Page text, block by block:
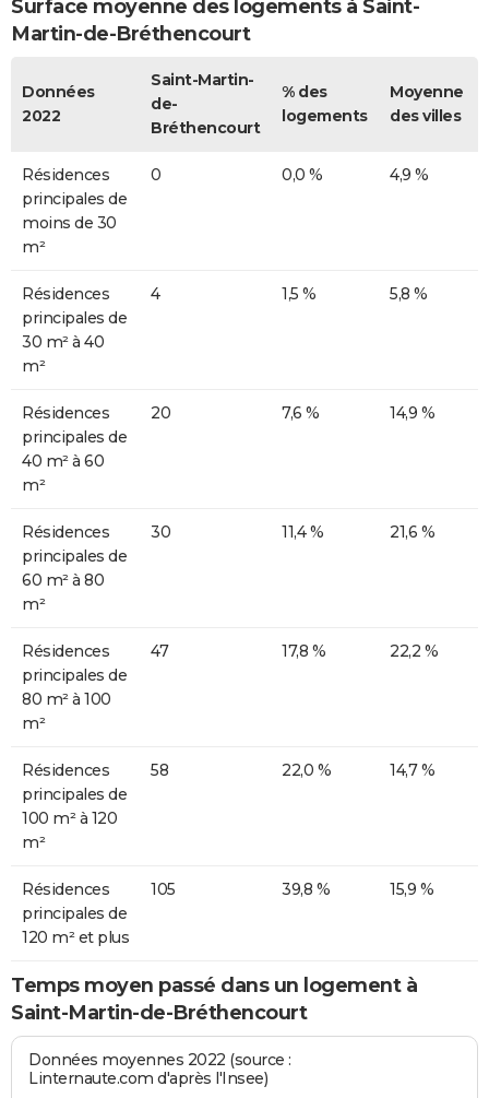
Surface moyenne des logements à Saint-
Martin-de-Bréthencourt
Données
2022
Saint-Martin-
de-
Bréthencourt
% des
logements
Moyenne
des villes
Résidences
principales de
moins de 30
m²
0 0,0 % 4,9 %
Résidences
principales de
30 m² à 40
m²
4 1,5 % 5,8 %
Résidences
principales de
40 m² à 60
m²
20 7,6 % 14,9 %
Résidences
principales de
60 m² à 80
m²
30 11,4 % 21,6 %
Résidences
principales de
80 m² à 100
m²
47 17,8 % 22,2 %
Résidences
principales de
100 m² à 120
m²
58 22,0 % 14,7 %
Résidences
principales de
120 m² et plus
105 39,8 % 15,9 %
Temps moyen passé dans un logement à
Saint-Martin-de-Bréthencourt
Données moyennes 2022 (source :
Linternaute.com d'après l'Insee)